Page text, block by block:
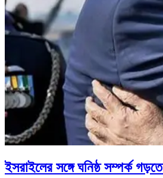
ইসরাইলের সঙ্গে ঘনিষ্ঠ সম্পর্ক